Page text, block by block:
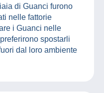
di Guanci furono
nelle fattorie
i Guanci nelle
spostarli
dal loro ambiente